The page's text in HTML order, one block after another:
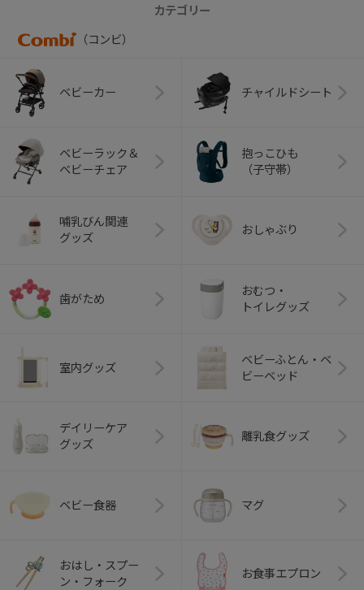
カテゴリー
（コンビ）
ベビーカー チャイルドシート
ベビーラック＆
ベビーチェア
抱っこひも
（子守帯）
哺乳びん関連
グッズ
おしゃぶり
歯がため
おむつ・
トイレグッズ
室内グッズ
ベビーふとん・ベ
ビーベッド
デイリーケア
グッズ
離乳食グッズ
ベビー食器 マグ
おはし・スプー
ン・フォーク
お食事エプロン